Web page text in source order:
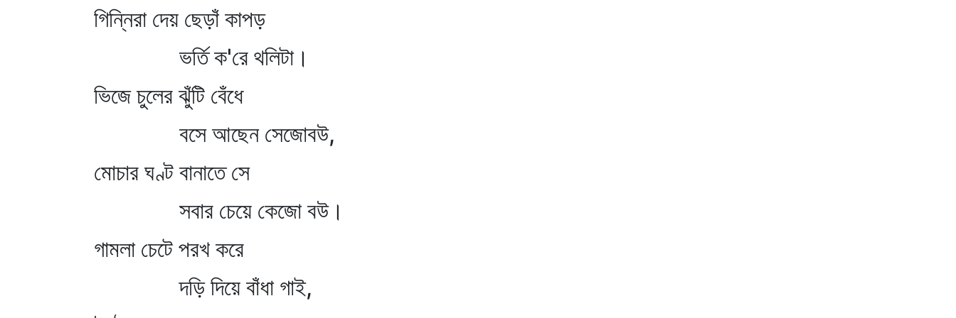
গিন্নিরা দেয় ছেড়াঁ কাপড়
ভর্তি ক'রে থলিটা।
ভিজে চুলের ঝুঁটি বেঁধে
বসে আছেন সেজোবউ,
মোচার ঘণ্ট বানাতে সে
সবার চেয়ে কেজো বউ।
গামলা চেটে পরখ করে
দড়ি দিয়ে বাঁধা গাই,